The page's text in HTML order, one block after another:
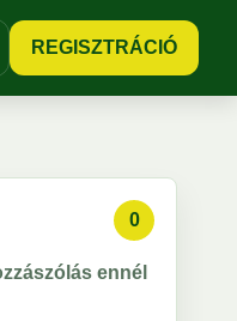
REGISZTRÁCIÓ
0
ennél